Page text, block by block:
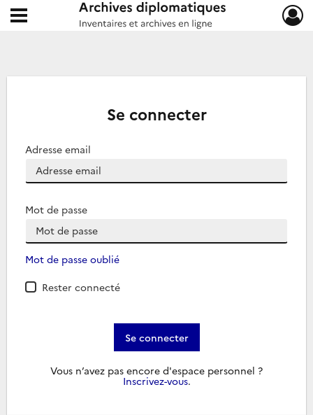
Archives diplomatiques
Ouvrir le menu déroulant
Se connecter
Adresse email
Mot de passe
Mot de passe oublié
Rester connecté
Se connecter
Vous n’avez pas encore d'espace personnel ?
Inscrivez-vous.